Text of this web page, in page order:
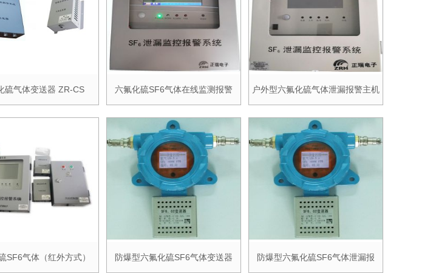
硫气体变送器 ZR-CS 六氟化硫SF6气体在线监测报警 户外型六氟化硫气体泄漏报警主机
SF6气体（红外方式） 防爆型六氟化硫SF6气体变送器 防爆型六氟化硫SF6气体泄漏报